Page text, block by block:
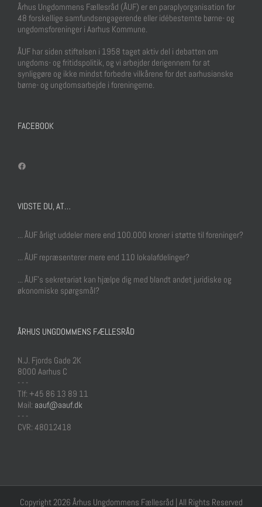
Århus Ungdommens Fællesråd (ÅUF) er en paraplyorganisation for
48 forskellige samfundsengagerende eller idébestemte børne- og
ungdomsforeninger i Aarhus Kommune.
ÅUF har siden stiftelsen i 1958 taget aktiv del i debatten om
ungdoms- og fritidspolitik, og vi arbejder derigennem for at
synliggøre og ikke mindst forbedre vilkårene for det aarhusianske
børne- og ungdomsarbejde i foreningerne.
FACEBOOK
VIDSTE DU, AT…
... ÅUF årligt uddeler mere end 100.000 kroner i støtte til foreninger?
... ÅUF repræsenterer mere end 110 lokalafdelinger?
... ÅUF's sekretariat kan hjælpe dig med blandt andet juridiske og
økonomiske spørgsmål?
ÅRHUS UNGDOMMENS FÆLLESRÅD
N.J. Fjords Gade 2K
8000 Aarhus C
- - -
Tlf: +45 86 13 89 11
Mail: aauf@aauf.dk
- - -
CVR: 48012418
Copyright 2026 Århus Ungdommens Fællesråd | All Rights Reserved